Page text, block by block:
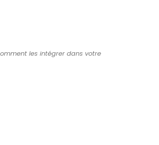
les intégrer dans votre